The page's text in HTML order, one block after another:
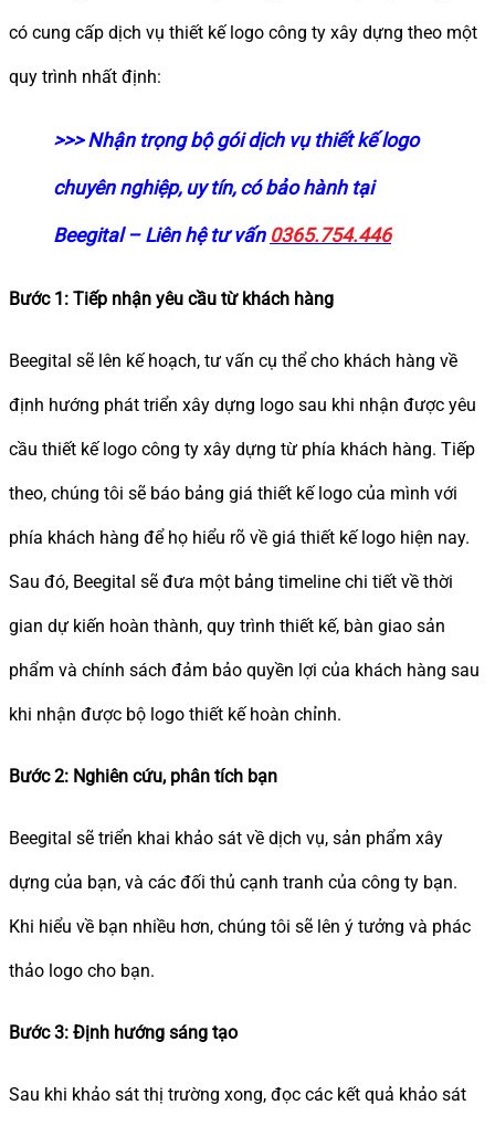
có cung cấp dịch vụ thiết kế logo công ty xây dựng theo một
quy trình nhất định:
>>> Nhận trọng bộ gói dịch vụ thiết kế logo
chuyên nghiệp, uy tín, có bảo hành tại
Beegital – Liên hệ tư vấn 0365.754.446
Bước 1: Tiếp nhận yêu cầu từ khách hàng
Beegital sẽ lên kế hoạch, tư vấn cụ thể cho khách hàng về
định hướng phát triển xây dựng logo sau khi nhận được yêu
cầu thiết kế logo công ty xây dựng từ phía khách hàng. Tiếp
theo, chúng tôi sẽ báo bảng giá thiết kế logo của mình với
phía khách hàng để họ hiểu rõ về giá thiết kế logo hiện nay.
Sau đó, Beegital sẽ đưa một bảng timeline chi tiết về thời
gian dự kiến hoàn thành, quy trình thiết kế, bàn giao sản
phẩm và chính sách đảm bảo quyền lợi của khách hàng sau
khi nhận được bộ logo thiết kế hoàn chỉnh.
Bước 2: Nghiên cứu, phân tích bạn
Beegital sẽ triển khai khảo sát về dịch vụ, sản phẩm xây
dựng của bạn, và các đối thủ cạnh tranh của công ty bạn.
Khi hiểu về bạn nhiều hơn, chúng tôi sẽ lên ý tưởng và phác
thảo logo cho bạn.
Bước 3: Định hướng sáng tạo
Sau khi khảo sát thị trường xong, đọc các kết quả khảo sát